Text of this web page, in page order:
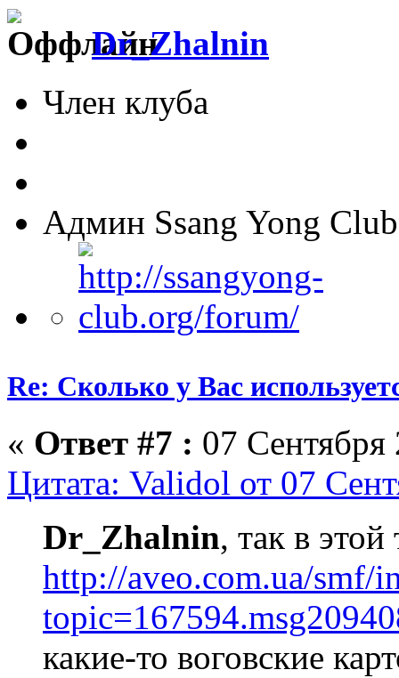
Dr_Zhalnin
Член клуба
Админ Ssang Yong
Re: Сколько у Вас
« Ответ #7 : 07
Цитата: Validol от 07
Dr_Zhalnin, так в этой
http://aveo.com.ua/smf/
какие-то воговские